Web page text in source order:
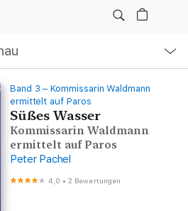
Band 3 – Kommissarin Waldmann
ermittelt auf Paros
Süßes Wasser
Kommissarin Waldmann
ermittelt auf Paros
Peter Pachel
4,0 •2 Bewertungen